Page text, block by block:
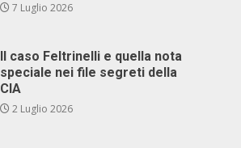
7 Luglio 2026
Il caso Feltrinelli e quella nota
speciale nei file segreti della
CIA
2 Luglio 2026